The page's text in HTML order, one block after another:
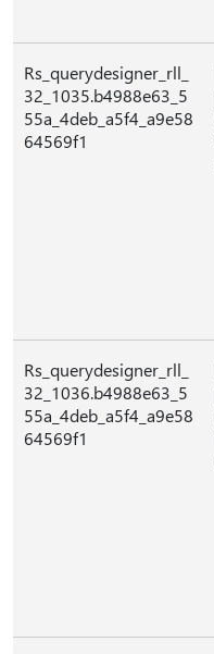
Rs_querydesigner_rll_
32_1035.b4988e63_5
55a_4deb_a5f4_a9e58
64569f1
Rs_querydesigner_rll_
32_1036.b4988e63_5
55a_4deb_a5f4_a9e58
64569f1